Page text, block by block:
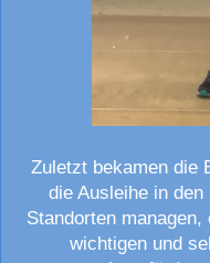
Zuletzt bekamen die
die Ausleihe in
Standorten
wichtigen und